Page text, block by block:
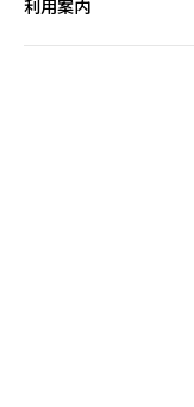
利用案内